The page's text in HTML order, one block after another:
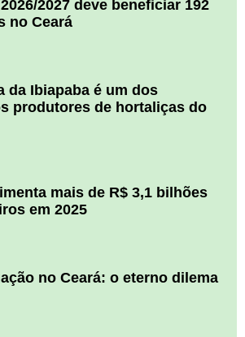
2027 deve beneficiar 192
no Ceará
da Ibiapaba é um dos
produtores de hortaliças do
mais de R$ 3,1 bilhões
em 2025
no Ceará: o eterno dilema